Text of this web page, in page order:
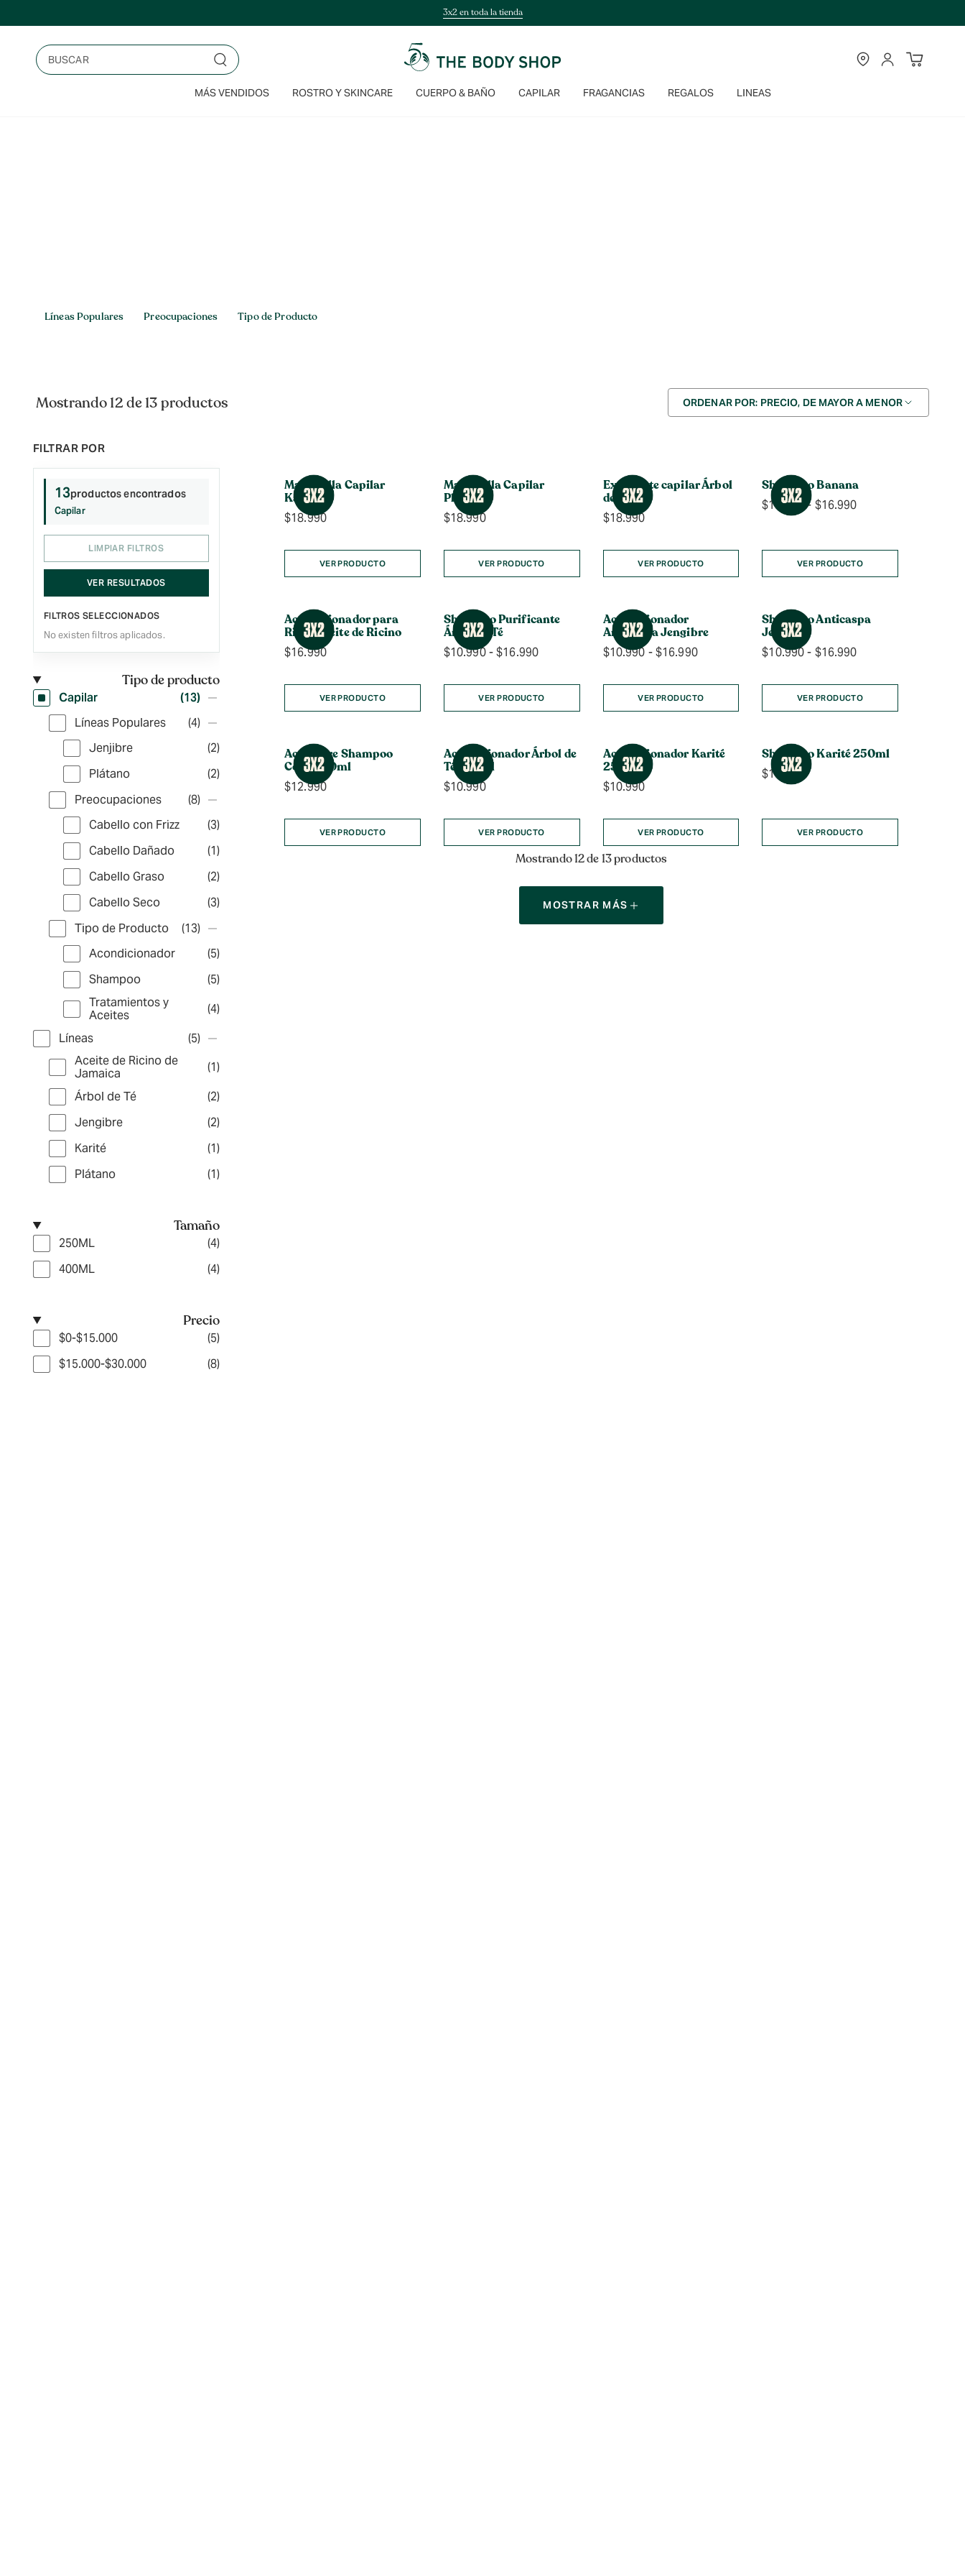
3x2 en toda la tienda
Buscar TIENDASCUENTA
MÁS VENDIDOS ROSTRO Y SKINCARE CUERPO & BAÑO CAPILAR FRAGANCIAS REGALOS LINEAS
Líneas Populares Preocupaciones Tipo de Producto
Mostrando 12 de 13 productos
Ordenar
ORDENAR POR: PRECIO, DE MAYOR A MENOR
13productos encontrados
Capilar
LIMPIAR FILTROS
VER RESULTADOS
FILTROS SELECCIONADOS
No existen filtros aplicados.
Tipo de producto
Capilar
(13)
Líneas Populares
(4)
Jenjibre
(2)
Plátano
(2)
Preocupaciones
(8)
Cabello con Frizz
(3)
Cabello Dañado
(1)
Cabello Graso
(2)
Cabello Seco
(3)
Tipo de Producto
(13)
Acondicionador
(5)
Shampoo
(5)
Tratamientos y
Aceites
(4)
Líneas
(5)
Aceite de Ricino de
Jamaica
(1)
Árbol de Té
(2)
Jengibre
(2)
Karité
(1)
Plátano
(1)
Tamaño
250ML
(4)
400ML
(4)
Precio
$0-$15.000
(5)
$15.000-$30.000
(8)
Mascarilla Capilar
Karité
$18.990
VER PRODUCTO
Mascarilla Capilar
Plátano
$18.990
VER PRODUCTO
Exfoliante capilar Árbol
de Té
$18.990
VER PRODUCTO
Shampoo Banana
$10.990 - $16.990Rango
desde
$10.990
hasta
VER PRODUCTO
Acondicionador para
Rizos Aceite de Ricino
$16.990
VER PRODUCTO
Shampoo Purificante
Árbol de Té
$10.990 -$16.990Rango
precios:
desde
$10.990
VER PRODUCTO
Acondicionador
Anticaspa Jengibre
$10.990 - $16.990Rango
precios:
desde
$10.990
VER PRODUCTO
Shampoo Anticaspa
Jengibre
$10.990 - $16.990Rango
precios:
desde
$10.990
VER PRODUCTO
Aceite Pre Shampoo
Coco 200ml
$12.990
VER PRODUCTO
Acondicionador Árbol de
Té 250ml
$10.990
VER PRODUCTO
Acondicionador Karité
250ml
$10.990
VER PRODUCTO
Shampoo Karité 250ml
$10.990
VER PRODUCTO
Mostrando 12 de 13 productos
MOSTRAR MÁS